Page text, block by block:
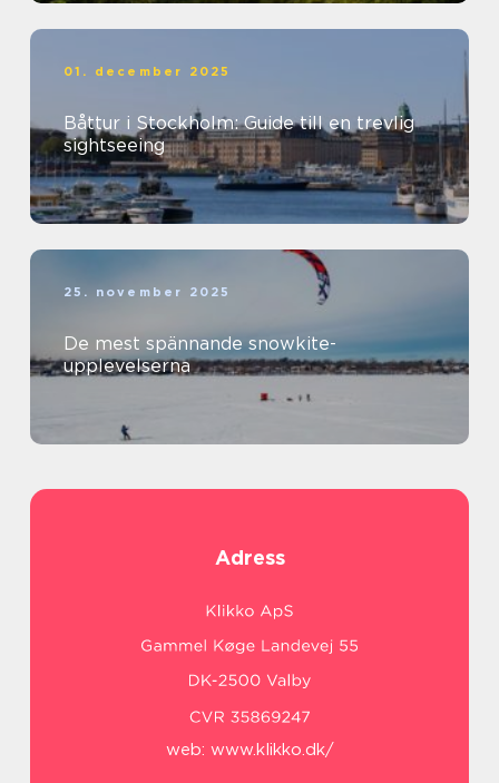
01. december 2025
Båttur i Stockholm: Guide till en trevlig
sightseeing
25. november 2025
De mest spännande snowkite-
upplevelserna
Adress
web: www.klikko.dk/